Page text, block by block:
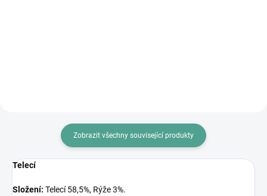
Zobrazit všechny související produkty
Telecí
Složení: Telecí 58,5%, Rýže 3%.